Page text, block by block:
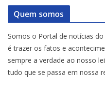
Quem somos
Somos o Portal de notícias
é trazer os fatos e
sempre a verdade ao nosso
tudo que se passa em nossa